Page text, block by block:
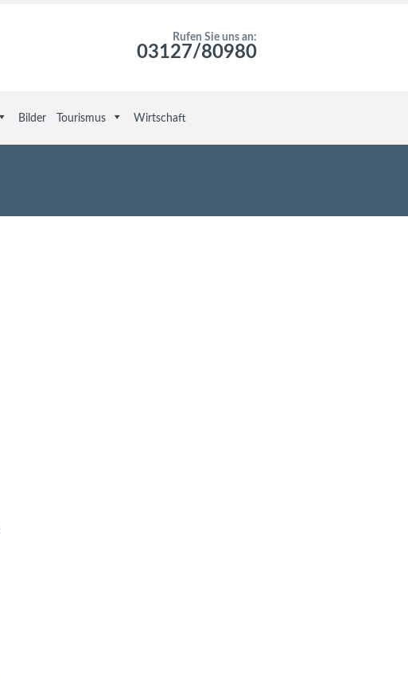
Rufen Sie uns an:
03127/80980
Bilder Tourismus Wirtschaft